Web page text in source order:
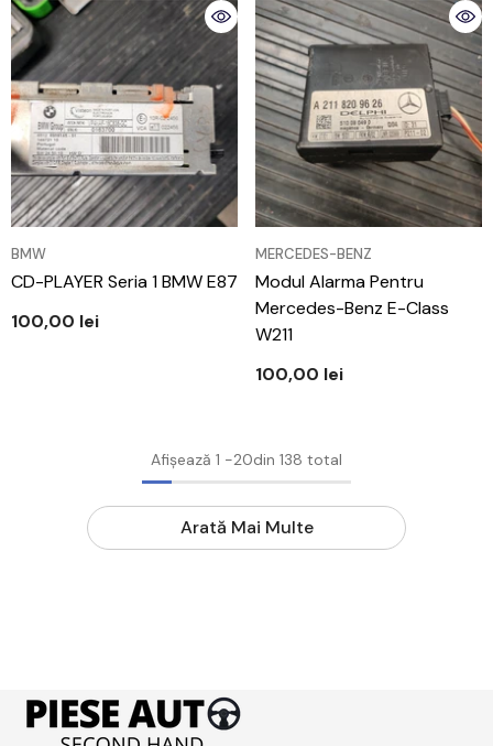
VÂNZĂTOR:
BMW
CD-PLAYER Seria 1 BMW E87
100,00 lei
VÂNZĂTOR:
MERCEDES-BENZ
Modul Alarma Pentru
Mercedes-Benz E-Class
W211
100,00 lei
Afișează 1 -20din 138 total
Arată Mai Multe